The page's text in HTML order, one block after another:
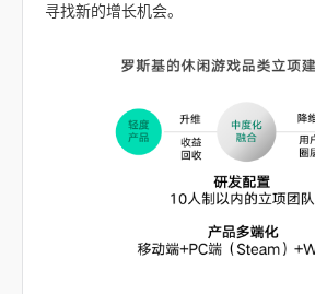
寻找新的增长机会。